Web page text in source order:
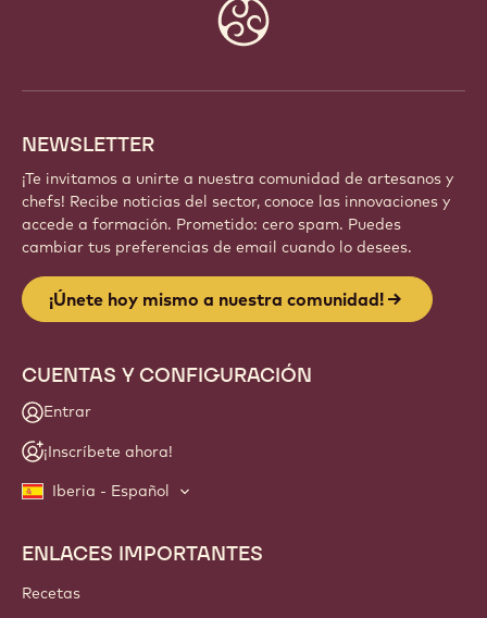
NEWSLETTER
¡Te invitamos a unirte a nuestra comunidad de artesanos y
chefs! Recibe noticias del sector, conoce las innovaciones y
accede a formación. Prometido: cero spam. Puedes
cambiar tus preferencias de email cuando lo desees.
¡Únete hoy mismo a nuestra comunidad!
CUENTAS Y CONFIGURACIÓN
Entrar
¡Inscríbete ahora!
Iberia - Español
Footer
Callebaut
ENLACES IMPORTANTES
Recetas